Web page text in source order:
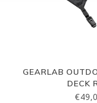
GEARLAB
DECK